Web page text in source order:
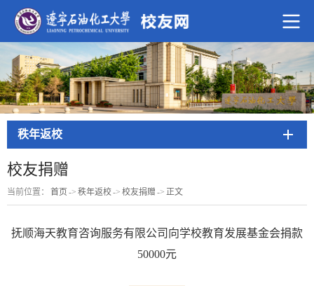
秩年返校
校友捐赠
当前位置： 首页-> 秩年返校-> 校友捐赠 -> 正文
抚顺海天教育咨询服务有限公司向学校教育发展基金会捐款
50000元